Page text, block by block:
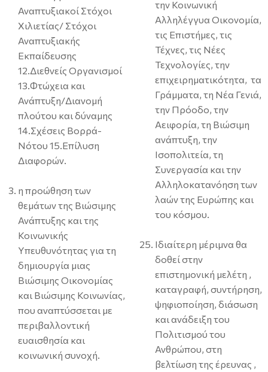
Αναπτυξιακοί Στόχοι
Χιλιετίας/ Στόχοι
Αναπτυξιακής
Εκπαίδευσης
12.Διεθνείς Οργανισμοί
13.Φτώχεια και
Ανάπτυξη/Διανομή
πλούτου και δύναμης
14.Σχέσεις Βορρά-
Νότου 15.Επίλυση
Διαφορών.
η προώθηση των
θεμάτων της Βιώσιμης
Ανάπτυξης και της
Κοινωνικής
Υπευθυνότητας για τη
δημιουργία μιας
Βιώσιμης Οικονομίας
και Βιώσιμης Κοινωνίας,
που αναπτύσσεται με
περιβαλλοντική
ευαισθησία και
κοινωνική συνοχή.
την Κοινωνική
Αλληλέγγυα Οικονομία,
τις Επιστήμες, τις
Τέχνες, τις Νέες
Τεχνολογίες, την
επιχειρηματικότητα, τα
Γράμματα, τη Νέα Γενιά,
την Πρόοδο, την
Αειφορία, τη Βιώσιμη
ανάπτυξη, την
Ισοπολιτεία, τη
Συνεργασία και την
Αλληλοκατανόηση των
λαών της Ευρώπης και
του κόσμου.
Ιδιαίτερη μέριμνα θα
δοθεί στην
επιστημονική μελέτη ,
καταγραφή, συντήρηση,
ψηφιοποίηση, διάσωση
και ανάδειξη του
Πολιτισμού του
Ανθρώπου, στη
βελτίωση της έρευνας ,